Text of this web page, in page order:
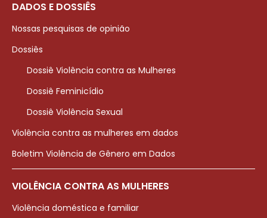
DADOS E DOSSIÊS
Nossas pesquisas de opinião
Dossiês
Dossiê Violência contra as Mulheres
Dossiê Feminicídio
Dossiê Violência Sexual
Violência contra as mulheres em dados
Boletim Violência de Gênero em Dados
VIOLÊNCIA CONTRA AS MULHERES
Violência doméstica e familiar